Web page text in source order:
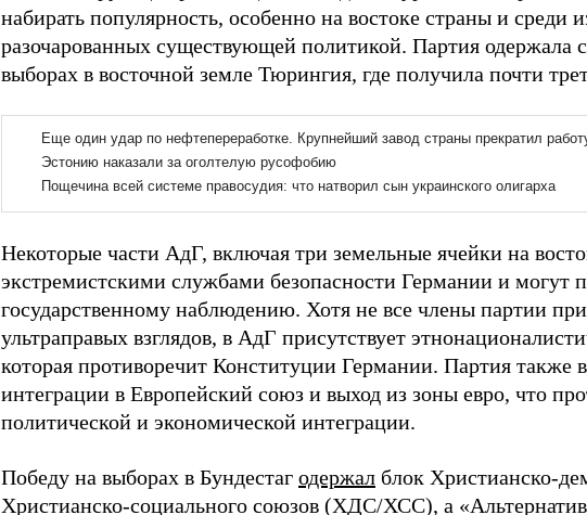
набирать популярность, особенно на востоке страны и среди
разочарованных существующей политикой. Партия одержала
выборах в восточной земле Тюрингия, где получила почти
Некоторые части АдГ, включая три земельные ячейки на
экстремистскими службами безопасности Германии и могут
государственному наблюдению. Хотя не все члены партии
ультраправых взглядов, в АдГ присутствует
которая противоречит Конституции Германии. Партия также
интеграции в Европейский союз и выход из зоны евро, что
политической и экономической интеграции.
Победу на выборах в Бундестаг одержал блок Христианско-
Христианско-социального союзов (ХДС/ХСС), а